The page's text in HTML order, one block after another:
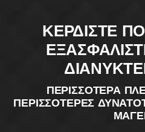
ΚΕΡΔΙΣΤΕ
ΠΕΡΙΣΣΟΤΕΡΑ
ΠΕΡΙΣΣΟΤΕΡΕΣ